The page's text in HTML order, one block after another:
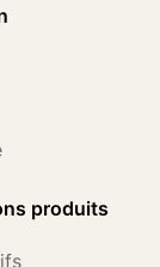
produits